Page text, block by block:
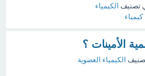
تصنيف الكيمياء
الأمينات ؟
الكيمياء العضوية